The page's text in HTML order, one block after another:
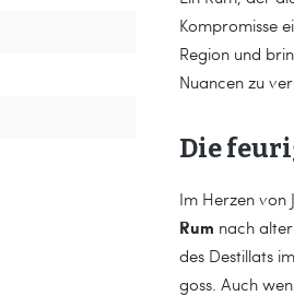
Kompromisse
Region und
Nuancen zu
Die
Im Herzen von
Rum nach
des Destillats
goss. Auch